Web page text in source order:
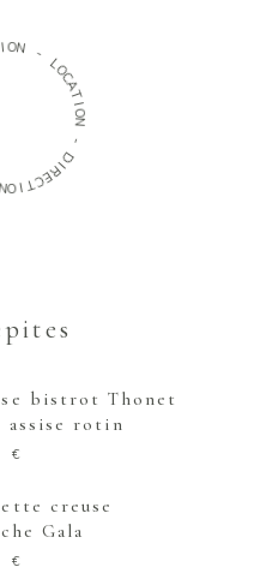
ION -
L
O
C
A
T
I
O
N
-
D
I
R
E
C
T
I
O
N
bistrot Thonet
assise rotin
€
creuse
Gala
€